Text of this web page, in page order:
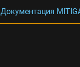
Документация